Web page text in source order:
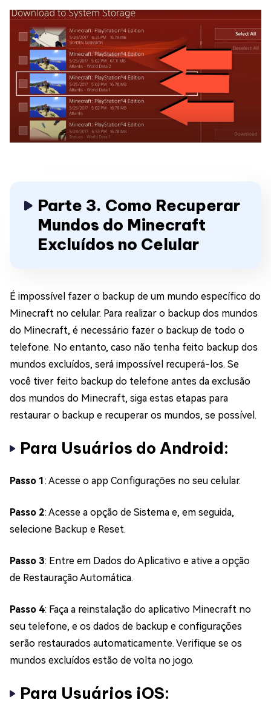
Parte 3. Como Recuperar
Mundos do Minecraft
Excluídos no Celular
É impossível fazer o backup de um mundo específico do
Minecraft no celular. Para realizar o backup dos mundos
do Minecraft, é necessário fazer o backup de todo o
telefone. No entanto, caso não tenha feito backup dos
mundos excluídos, será impossível recuperá-los. Se
você tiver feito backup do telefone antes da exclusão
dos mundos do Minecraft, siga estas etapas para
restaurar o backup e recuperar os mundos, se possível.
Para Usuários do Android:
Passo 1 : Acesse o app Configurações no seu celular.
Passo 2: Acesse a opção de Sistema e, em seguida,
selecione Backup e Reset.
Passo 3: Entre em Dados do Aplicativo e ative a opção
de Restauração Automática.
Passo 4: Faça a reinstalação do aplicativo Minecraft no
seu telefone, e os dados de backup e configurações
serão restaurados automaticamente. Verifique se os
mundos excluídos estão de volta no jogo.
Para Usuários iOS: